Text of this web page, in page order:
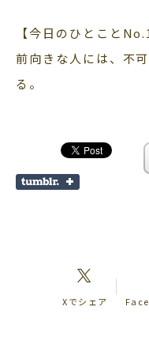
【今日のひとこと
前向きな人には、不
る。
Xでシェア